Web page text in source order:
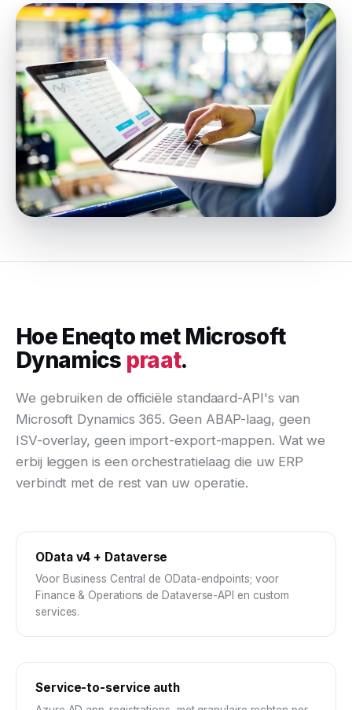
Hoe Eneqto met Microsoft
Dynamics praat.
We gebruiken de officiële standaard-API's van
Microsoft Dynamics 365. Geen ABAP-laag, geen
ISV-overlay, geen import-export-mappen. Wat we
erbij leggen is een orchestratielaag die uw ERP
verbindt met de rest van uw operatie.
OData v4 + Dataverse
Voor Business Central de OData-endpoints; voor
Finance & Operations de Dataverse-API en custom
services.
Service-to-service auth